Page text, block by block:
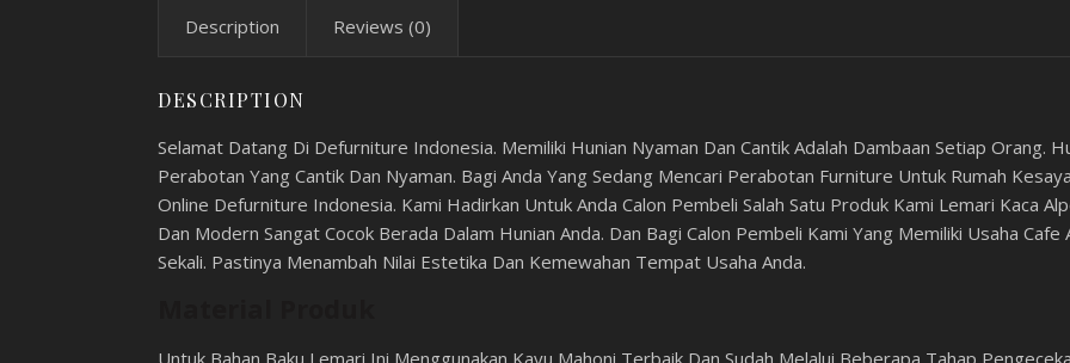
Description Reviews (0)
DESCRIPTION
Selamat Datang Di Defurniture Indonesia. Memiliki Hunian Nyaman Dan Cantik Adalah Dambaan Setiap Orang.
Perabotan Yang Cantik Dan Nyaman. Bagi Anda Yang Sedang Mencari Perabotan Furniture Untuk Rumah
Online Defurniture Indonesia. Kami Hadirkan Untuk Anda Calon Pembeli Salah Satu Produk Kami Lemari Kaca
Dan Modern Sangat Cocok Berada Dalam Hunian Anda. Dan Bagi Calon Pembeli Kami Yang Memiliki Usaha
Sekali. Pastinya Menambah Nilai Estetika Dan Kemewahan Tempat Usaha Anda.